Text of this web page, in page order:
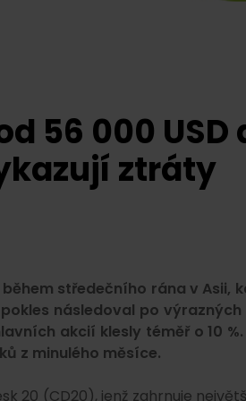
56 000 USD
ztráty
středečního rána v Asii,
následoval po
akcií klesly téměř o 10 %.
z minulého měsíce.
20 (CD20), jenž zahrnuje